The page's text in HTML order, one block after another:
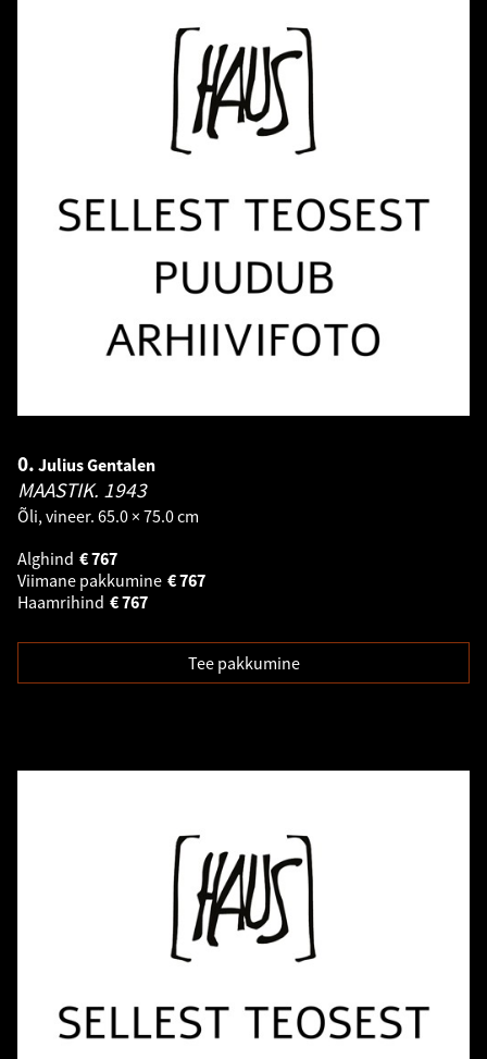
0. Julius Gentalen
MAASTIK. 1943
Õli, vineer. 65.0 × 75.0 cm
Alghind
767
€
Viimane pakkumine
767
€
Haamrihind
767
€
Tee pakkumine